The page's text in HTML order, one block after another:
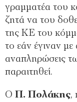
γραμματέα του
ζητά να του
της ΚΕ του
το εάν έγιναν με
αναπληρώσεις
παραιτηθεί.
Ο Π. Πολάκης,